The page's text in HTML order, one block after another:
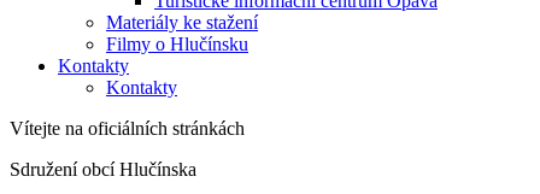
Materiály ke stažení
Filmy o Hlučínsku
Kontakty
Kontakty
Vítejte na oficiálních stránkách
Sdružení obcí Hlučínska